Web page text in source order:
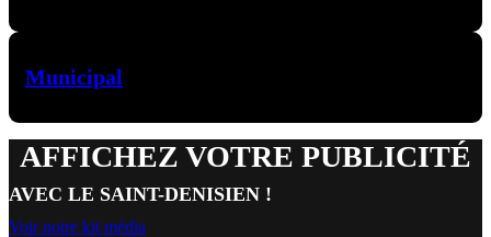
Municipal
AFFICHEZ VOTRE PUBLICITÉ
AVEC LE SAINT-DENISIEN !
Voir notre kit média